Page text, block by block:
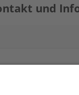
und